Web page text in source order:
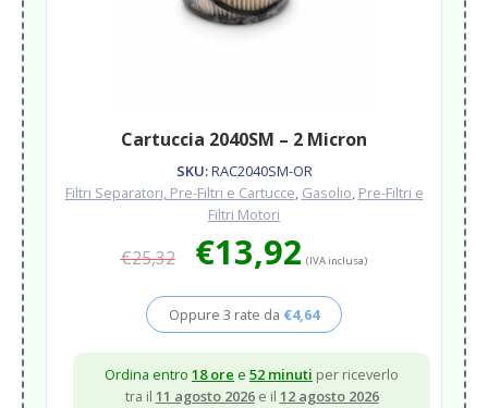
Cartuccia 2040SM – 2 Micron
SKU:RAC2040SM-OR
Filtri Separatori, Pre-Filtri e Cartucce, Gasolio, Pre-Filtri e
Filtri Motori
€25,32
prezzo
era:
€25,32.
€13,92 prezzo
è:
€13,92.
(IVA inclusa)
Oppure 3 rate da €4,64
Ordina entro 18 ore e 52 minuti per riceverlo
tra il 11 agosto 2026 e il 12 agosto 2026